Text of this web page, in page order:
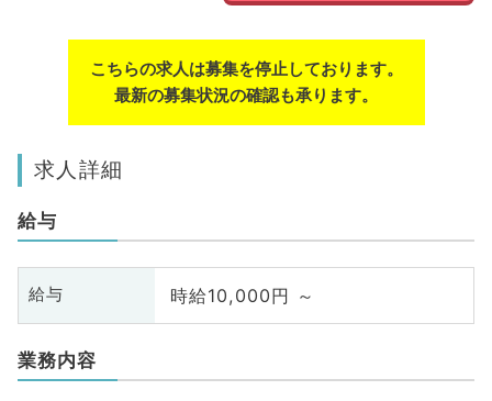
こちらの求人は募集を停止しております。
最新の募集状況の確認も承ります。
求人詳細
給与
給与 時給10,000円 ～
業務内容